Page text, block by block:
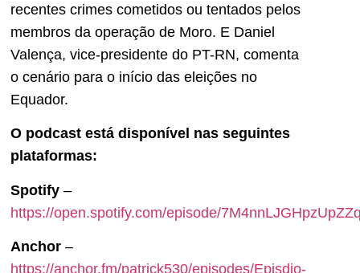
recentes crimes cometidos ou tentados pelos
membros da operação de Moro. E Daniel
Valença, vice-presidente do PT-RN, comenta
o cenário para o início das eleições no
Equador.
O podcast está disponível nas seguintes
plataformas:
Spotify –
https://open.spotify.com/episode/
Anchor –
https://anchor.fm/patrick530/episodes/Episdio-